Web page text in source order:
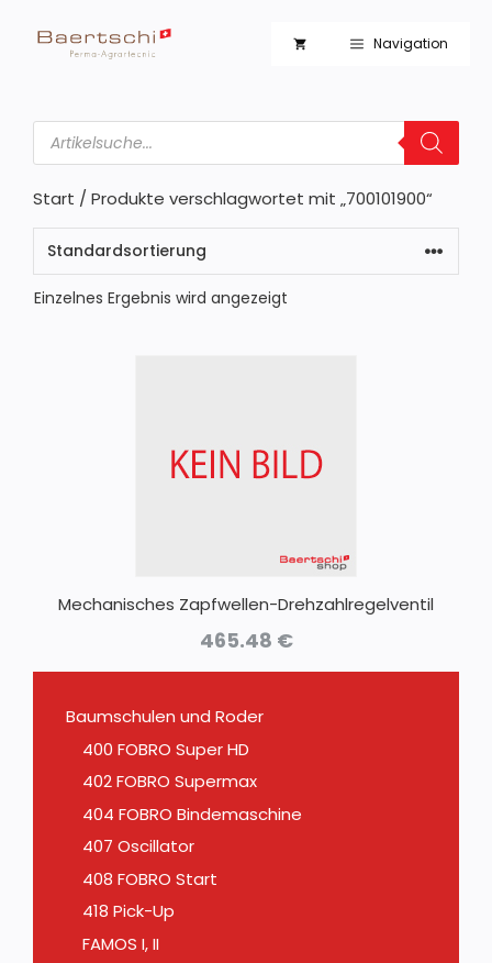
Inhalt
Navigation
Products
search
Start / Produkte verschlagwortet mit „700101900“
Einzelnes Ergebnis wird angezeigt
Mechanisches Zapfwellen-Drehzahlregelventil
465.48 €
Baumschulen und Roder
400 FOBRO Super HD
402 FOBRO Supermax
404 FOBRO Bindemaschine
407 Oscillator
408 FOBRO Start
418 Pick-Up
FAMOS I, II